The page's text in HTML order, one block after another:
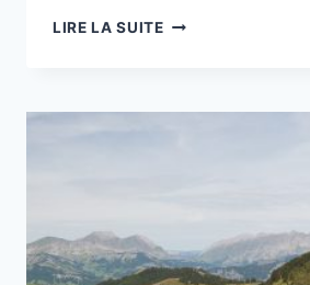
LIRE LA SUITERANDO
COLOMBIER